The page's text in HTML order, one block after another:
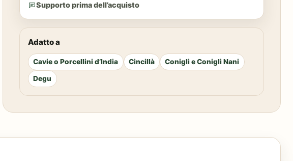
Echinacea
120
g
quantità
Supporto prima dell’acquisto
Adatto a
Cavie o Porcellini d’India Cincillà Conigli e Conigli Nani
Degu